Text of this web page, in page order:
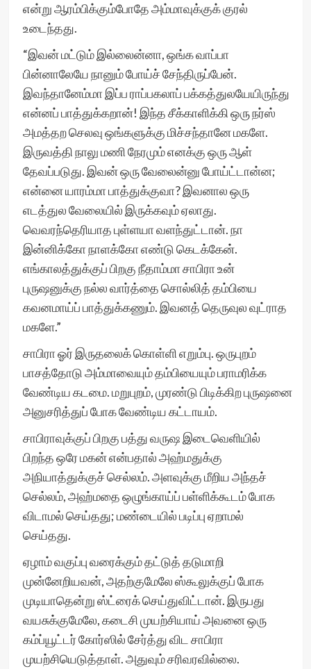
என்று ஆரம்பிக்கும்போதே அம்மாவுக்குக் குரல்
உடைந்தது.
“இவன் மட்டும் இல்லைன்னா, ஒங்க வாப்பா
பின்னாலேயே நானும் போய்ச் சேந்திருப்பேன்.
இவந்தானேம்மா இப்ப ராப்பகலாப் பக்கத்துலயேயிருந்து
என்னப் பாத்துக்கறான்! இந்த சீக்காளிக்கி ஒரு நர்ஸ்
அமத்தற செலவு ஒங்களுக்கு மிச்சந்தானே மகளே.
இருவத்தி நாலு மணி நேரமும் எனக்கு ஒரு ஆள்
தேவப்படுது. இவன் ஒரு வேலைன்னு போய்ட்டான்ன;
என்னை யாரம்மா பாத்துக்குவா? இவனால ஒரு
எடத்துல வேலையில் இருக்கவும் ஏலாது.
வெவரந்தெரியாத புள்ளயா வளந்துட்டான். நா
இன்னிக்கோ நாளக்கோ எண்டு கெடக்கேன்.
எங்காலத்துக்குப் பிறகு நீதாம்மா சாபிரா உன்
புருஷனுக்கு நல்ல வார்த்தை சொல்லித் தம்பியை
கவனமாய்ப் பாத்துக்கணும். இவனத் தெருவுல வுட்ராத
மகளே.”
சாபிரா ஓர் இருதலைக் கொள்ளி எறும்பு. ஒருபுறம்
பாசத்தோடு அம்மாவையும் தம்பியையும் பராமரிக்க
வேண்டிய கடமை. மறுபுறம், முரண்டு பிடிக்கிற புருஷனை
அனுசரித்துப் போக வேண்டிய கட்டாயம்.
சாபிராவுக்குப் பிறகு பத்து வருஷ இடைவெளியில்
பிறந்த ஒரே மகன் என்பதால் அஹ்மதுக்கு
அநியாத்துக்குச் செல்லம். அளவுக்கு மீறிய அந்தச்
செல்லம், அஹ்மதை ஒழுங்காய்ப் பள்ளிக்கூடம் போக
விடாமல் செய்தது; மண்டையில் படிப்பு ஏறாமல்
செய்தது.
ஏழாம் வகுப்பு வரைக்கும் தட்டுத் தடுமாறி
முன்னேறியவன், அதற்குமேலே ஸ்கூலுக்குப் போக
முடியாதென்று ஸ்ட்ரைக் செய்துவிட்டான். இருபது
வயசுக்குமேலே, கடைசி முயற்சியாய் அவனை ஒரு
கம்ப்யூட்டர் கோர்ஸில் சேர்த்து விட சாபிரா
முயற்சியெடுத்தாள். அதுவும் சரிவரவில்லை.